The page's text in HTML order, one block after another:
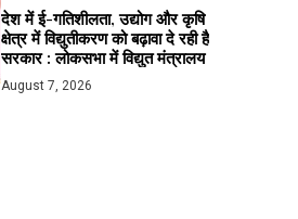
देश में ई-गतिशीलता, उद्योग और कृषि
क्षेत्र में विद्युतीकरण को बढ़ावा दे रही है
सरकार : लोकसभा में विद्युत मंत्रालय
August 7, 2026